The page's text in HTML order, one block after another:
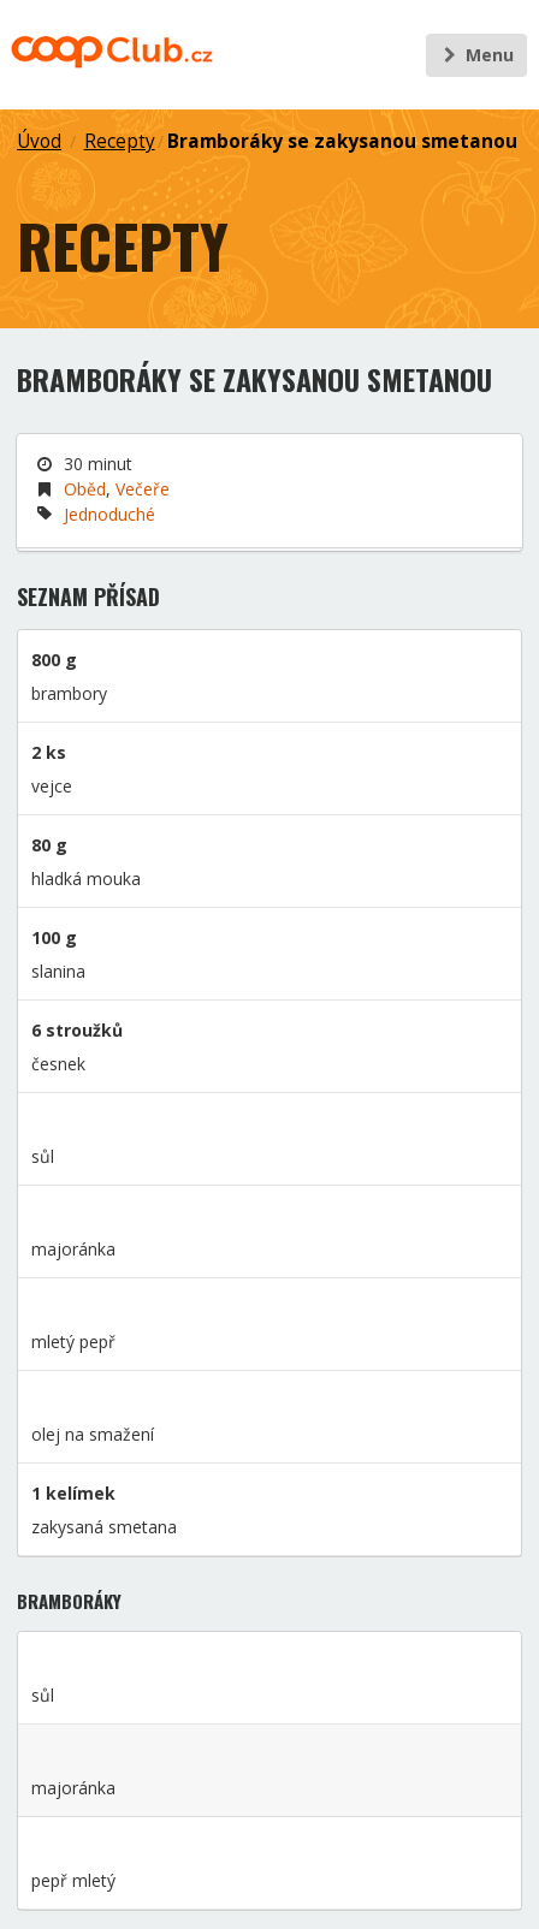
Menu
Úvod / Recepty/ Bramboráky se zakysanou smetanou
RECEPTY
BRAMBORÁKY SE ZAKYSANOU SMETANOU
30 minut
Oběd, Večeře
Jednoduché
SEZNAM PŘÍSAD
800 g
brambory
2 ks
vejce
80 g
hladká mouka
100 g
slanina
6 stroužků
česnek
sůl
majoránka
mletý pepř
olej na smažení
1 kelímek
zakysaná smetana
BRAMBORÁKY
sůl
majoránka
pepř mletý